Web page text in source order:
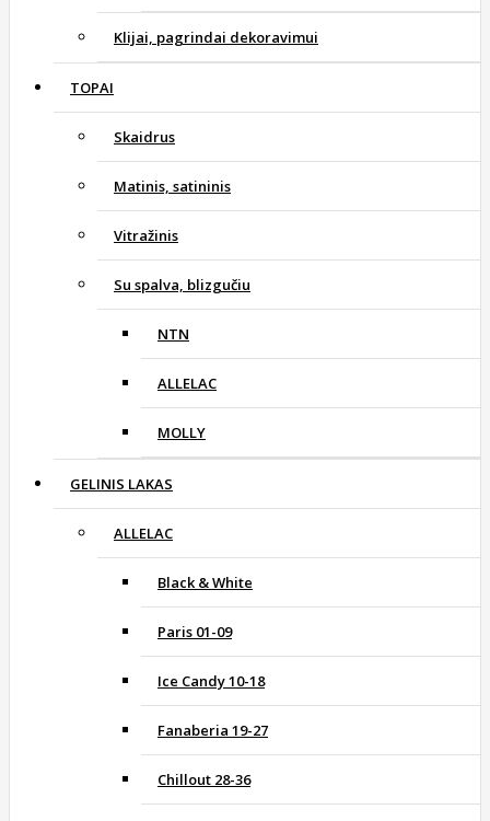
Klijai, pagrindai dekoravimui
TOPAI
Skaidrus
Matinis, satininis
Vitražinis
Su spalva, blizgučiu
NTN
ALLELAC
MOLLY
GELINIS LAKAS
ALLELAC
Black & White
Paris 01-09
Ice Candy 10-18
Fanaberia 19-27
Chillout 28-36